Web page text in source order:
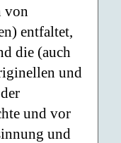
von
entfaltet,
die (auch
und
und vor
und